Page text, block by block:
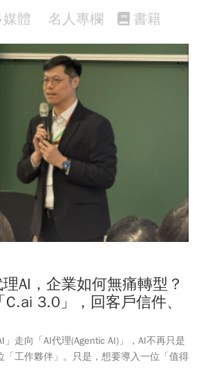
媒體 名人專欄 書籍
AI，企業如何無痛轉型？
3.0」，回客戶信件、
走向「AI代理(Agentic AI)」，AI不再只是
「工作夥伴」。只是，想要導入一位「值得
滿挑戰。叡揚資訊推出「C.ai 3.0」，讓